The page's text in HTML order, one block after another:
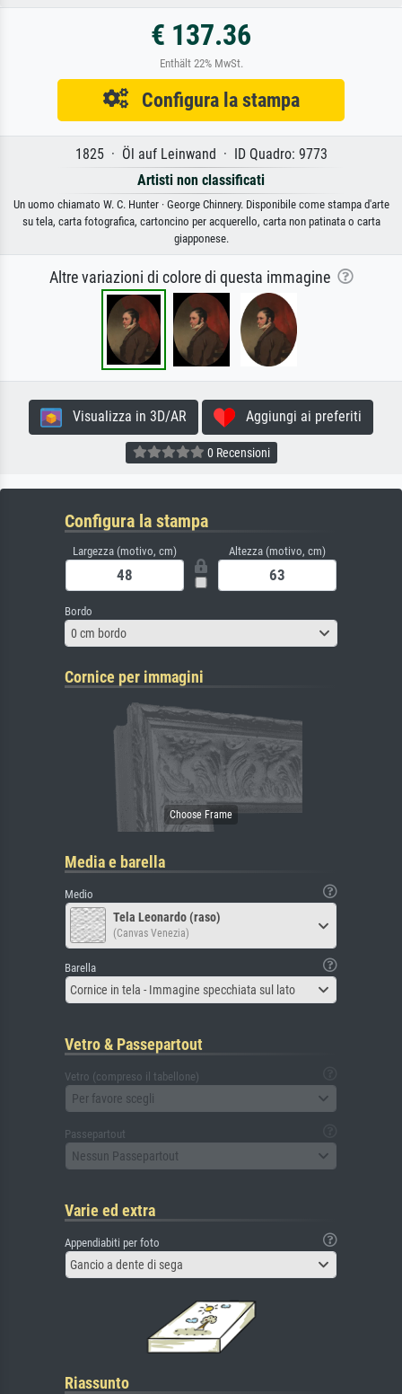
€ 137.36
Enthält 22% MwSt.
Configura la stampa
1825 · Öl auf Leinwand · ID Quadro: 9773
Artisti non classificati
Un uomo chiamato W. C. Hunter · George Chinnery. Disponibile come stampa d'arte
su tela, carta fotografica, cartoncino per acquerello, carta non patinata o carta
giapponese.
Altre variazioni di colore di questa immagine
Visualizza in 3D/AR Aggiungi ai preferiti
0 Recensioni
Configura la stampa
Largezza (motivo, cm) Altezza (motivo, cm)
Bordo
0 cm bordo
Cornice per immagini
Media e barella
Medio
Tela Leonardo (raso)
(Canvas Venezia)
Barella
Cornice in tela - Immagine specchiata sul lato
Vetro & Passepartout
Vetro (compreso il tabellone)
Per favore scegli
Passepartout
Nessun Passepartout
Varie ed extra
Appendiabiti per foto
Gancio a dente di sega
Riassunto